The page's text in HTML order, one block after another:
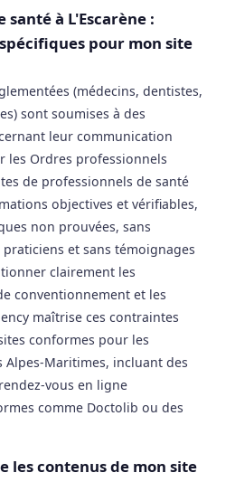
santé à L'Escarène :
pour mon site
(médecins, dentistes,
sont soumises à des
leur communication
les Ordres professionnels
de professionnels de santé
objectives et vérifiables,
non prouvées, sans
et sans témoignages
clairement les
conventionnement et les
maîtrise ces contraintes
conformes pour les
Maritimes, incluant des
vous en ligne
comme Doctolib ou des
les contenus de mon site